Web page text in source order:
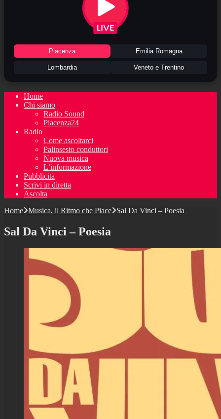
Piacenza Emilia Romagna
Lombardia Veneto e Trentino
Home
Chi siamo
Radio Sound
Piacenza24
Radio
Come ascoltarci
Palinsesto conduttori
Nuova musica
L’informazione
Pubblicità
Scrivi in diretta
Ascolta
Home Musica, il Ritmo che Piace Sal Da Vinci – Poesia
Sal Da Vinci – Poesia